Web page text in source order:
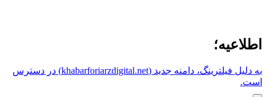
اطلاعیه؛
به دلیل فیلترینگ، دامنه جدید (khabarforiarzdigital.net) در دسترس
است.